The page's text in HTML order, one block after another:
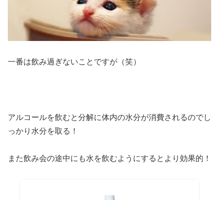
一番は飲み過ぎないことですが（笑）
アルコールを飲むと分解に体内の水分が消費されるのでし
っかり水分を取る！
また飲み会の途中にも水を飲むようにするとより効果的！